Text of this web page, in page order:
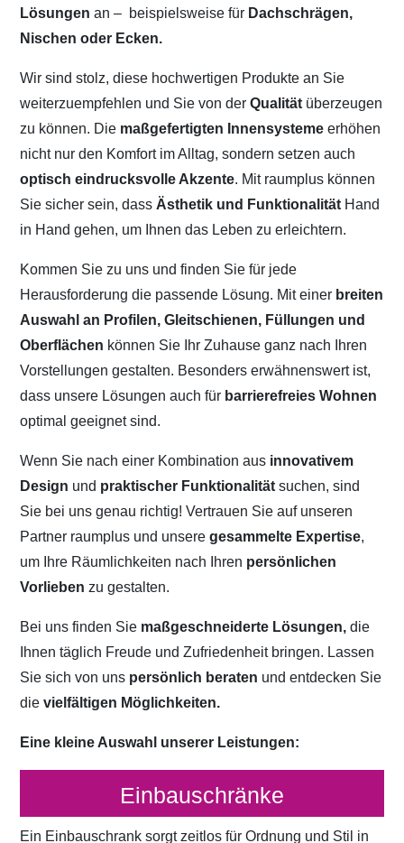
Lösungen an – beispielsweise für Dachschrägen,
Nischen oder Ecken.
Wir sind stolz, diese hochwertigen Produkte an Sie
weiterzuempfehlen und Sie von derQualität überzeugen
zu können. Die maßgefertigten Innensystemeerhöhen
nicht nur den Komfort im Alltag, sondern setzen auch
optisch eindrucksvolle Akzente. Mit raumplus können
Sie sicher sein, dass Ästhetik und Funktionalität Hand
in Hand gehen, um Ihnen das Leben zu erleichtern.
Kommen Sie zu uns und finden Sie für jede
Herausforderung die passende Lösung. Mit einer breiten
Auswahl an Profilen, Gleitschienen, Füllungen und
Oberflächen können Sie Ihr Zuhause ganz nach Ihren
Vorstellungen gestalten. Besonders erwähnenswert ist,
dass unsere Lösungen auch für barrierefreies Wohnen
optimal geeignet sind.
Wenn Sie nach einer Kombination aus innovativem
Design und praktischer Funktionalitätsuchen, sind
Sie bei uns genau richtig! Vertrauen Sie auf unseren
Partner raumplus und unseregesammelte Expertise,
um Ihre Räumlichkeiten nach Ihren persönlichen
Vorliebenzu gestalten.
Bei uns finden Sie maßgeschneiderte Lösungen, die
Ihnen täglich Freude und Zufriedenheit bringen. Lassen
Sie sich von uns persönlich beraten und entdecken Sie
dievielfältigen Möglichkeiten.
Eine kleine Auswahl unserer Leistungen:
Einbauschränke
Ein Einbauschrank sorgt zeitlos für Ordnung und Stil in